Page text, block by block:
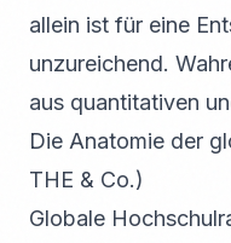
allein ist für eine
unzureichend.
aus quantitativen
Die Anatomie der
THE & Co.)
Globale